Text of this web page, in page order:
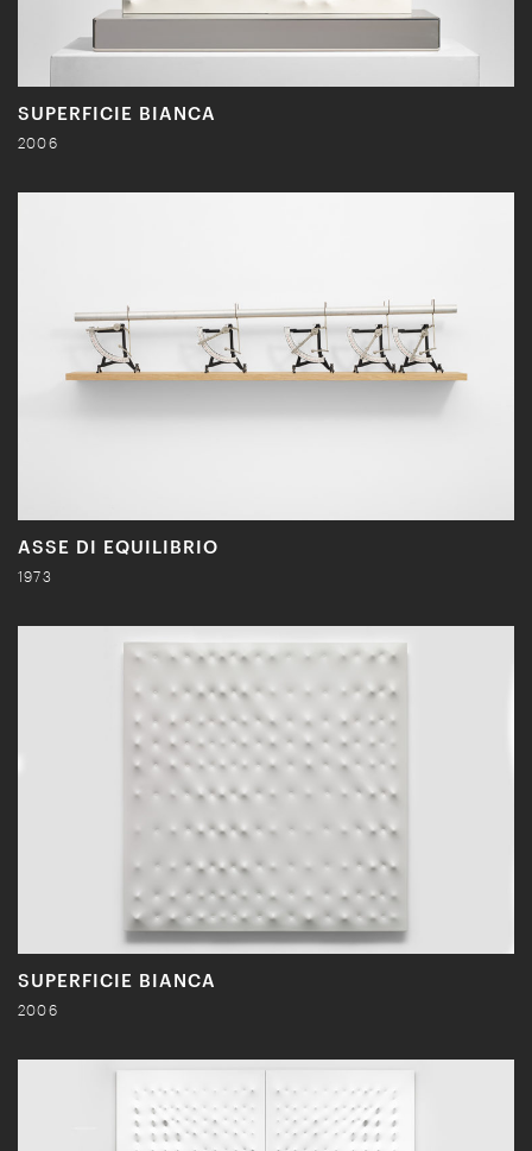
SUPERFICIE BIANCA
2006
ASSE DI EQUILIBRIO
1973
SUPERFICIE BIANCA
2006